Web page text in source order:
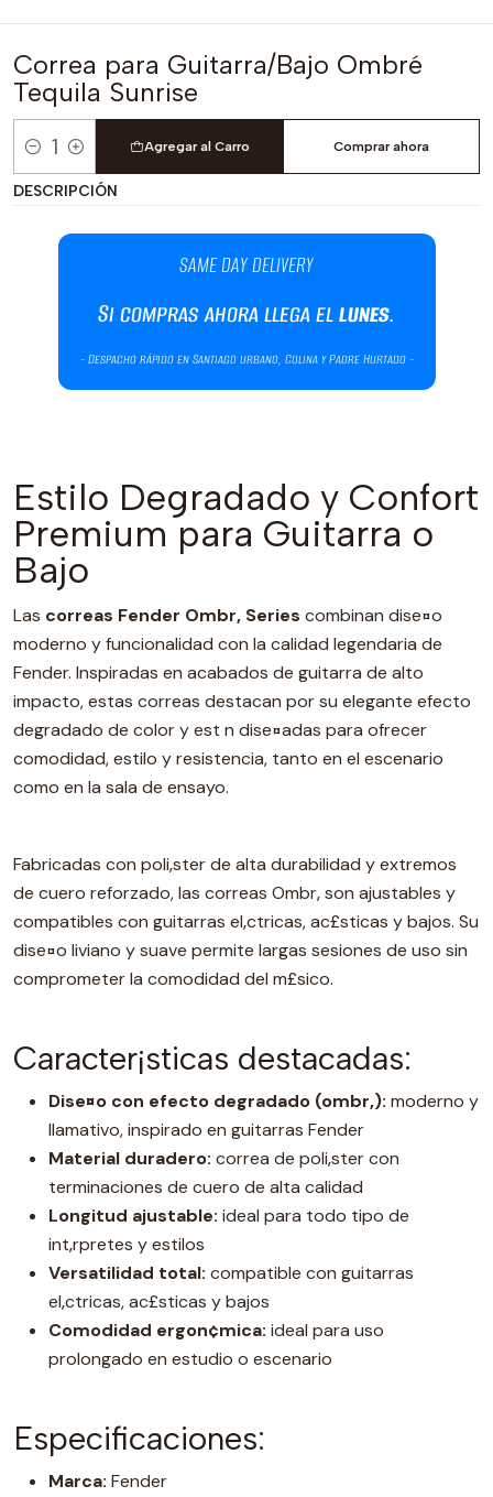
Correa para Guitarra/Bajo Ombré
Tequila Sunrise
Cantidad
Agregar al Carro Comprar ahora
DESCRIPCIÓN
Estilo Degradado y Confort
Premium para Guitarra o
Bajo
Las correas Fender Ombr‚ Series combinan dise¤o
moderno y funcionalidad con la calidad legendaria de
Fender. Inspiradas en acabados de guitarra de alto
impacto, estas correas destacan por su elegante efecto
degradado de color y est n dise¤adas para ofrecer
comodidad, estilo y resistencia, tanto en el escenario
como en la sala de ensayo.
Fabricadas con poli‚ster de alta durabilidad y extremos
de cuero reforzado, las correas Ombr‚ son ajustables y
compatibles con guitarras el‚ctricas, ac£sticas y bajos. Su
dise¤o liviano y suave permite largas sesiones de uso sin
comprometer la comodidad del m£sico.
Caracter¡sticas destacadas:
Dise¤o con efecto degradado (ombr‚): moderno y
llamativo, inspirado en guitarras Fender
Material duradero: correa de poli‚ster con
terminaciones de cuero de alta calidad
Longitud ajustable: ideal para todo tipo de
int‚rpretes y estilos
Versatilidad total: compatible con guitarras
el‚ctricas, ac£sticas y bajos
Comodidad ergon¢mica: ideal para uso
prolongado en estudio o escenario
Especificaciones:
Marca: Fender